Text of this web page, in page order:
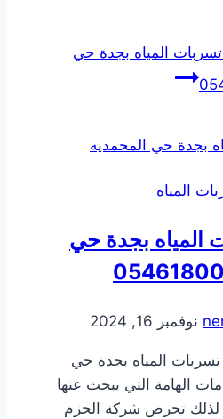
المياه بجدة حي
المياه
بجدة حي
نوفمبر 16, 2024
المياه بجدة حي
الهامة التي يبحث عنها
لذلك تحرص شركة الحزم